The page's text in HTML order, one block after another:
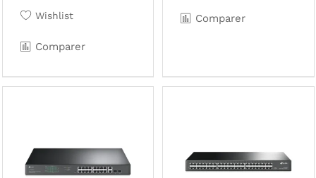
Wishlist
Comparer
Comparer